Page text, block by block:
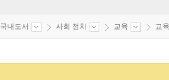
국내도서 사회 정치 교육 교